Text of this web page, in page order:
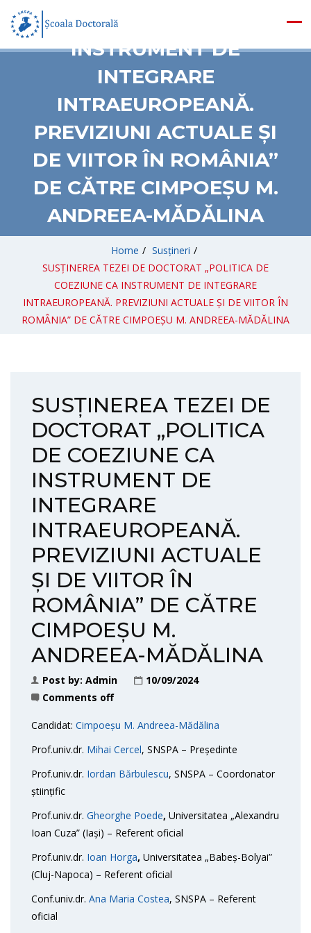
COEZIUNE CA
INSTRUMENT DE
INTEGRARE
INTRAEUROPEANĂ.
PREVIZIUNI ACTUALE ȘI
DE VIITOR ÎN ROMÂNIA”
DE CĂTRE CIMPOEȘU M.
ANDREEA-MĂDĂLINA
Home / Susțineri /
SUSȚINEREA TEZEI DE DOCTORAT „POLITICA DE
COEZIUNE CA INSTRUMENT DE INTEGRARE
INTRAEUROPEANĂ. PREVIZIUNI ACTUALE ȘI DE VIITOR ÎN
ROMÂNIA” DE CĂTRE CIMPOEȘU M. ANDREEA-MĂDĂLINA
SUSȚINEREA TEZEI DE
DOCTORAT „POLITICA
DE COEZIUNE CA
INSTRUMENT DE
INTEGRARE
INTRAEUROPEANĂ.
PREVIZIUNI ACTUALE
ȘI DE VIITOR ÎN
ROMÂNIA” DE CĂTRE
CIMPOEȘU M.
ANDREEA-MĂDĂLINA
Post by: Admin
10/09/2024
Comments off
Candidat: Cimpoeșu M. Andreea-Mădălina
Prof.univ.dr. Mihai Cercel, SNSPA – Președinte
Prof.univ.dr. Iordan Bărbulescu, SNSPA – Coordonator
științific
Prof.univ.dr. Gheorghe Poede, Universitatea „Alexandru
Ioan Cuza” (Iași) – Referent oficial
Prof.univ.dr. Ioan Horga, Universitatea „Babeș-Bolyai”
(Cluj-Napoca) – Referent oficial
Conf.univ.dr. Ana Maria Costea, SNSPA – Referent
oficial